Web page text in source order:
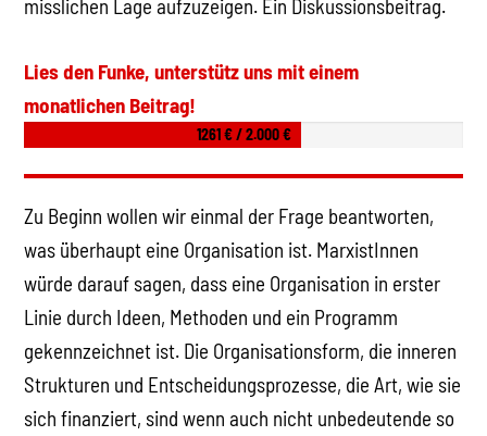
misslichen Lage aufzuzeigen. Ein Diskussionsbeitrag.
Lies den Funke, unterstütz uns mit einem
monatlichen Beitrag!
1261 € / 2.000 €
Zu Beginn wollen wir einmal der Frage beantworten,
was überhaupt eine Organisation ist. MarxistInnen
würde darauf sagen, dass eine Organisation in erster
Linie durch Ideen, Methoden und ein Programm
gekennzeichnet ist. Die Organisationsform, die inneren
Strukturen und Entscheidungsprozesse, die Art, wie sie
sich finanziert, sind wenn auch nicht unbedeutende so